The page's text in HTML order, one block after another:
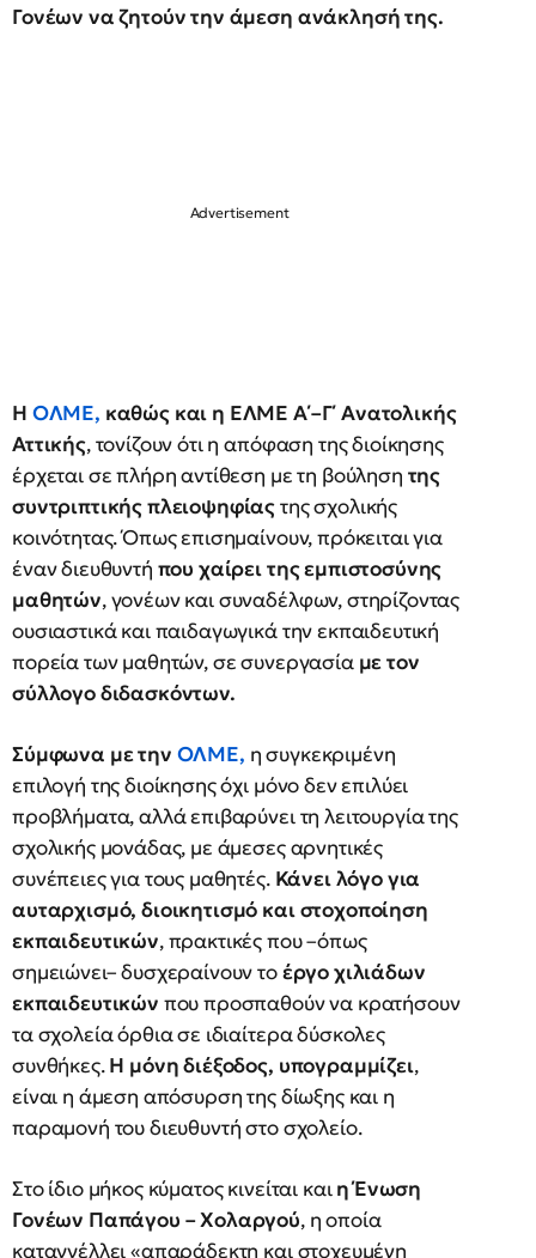
Γονέων να ζητούν την άμεση ανάκλησή της.
Η ΟΛΜΕ, καθώς και η ΕΛΜΕ Α΄–Γ΄ Ανατολικής
Αττικής, τονίζουν ότι η απόφαση της διοίκησης
έρχεται σε πλήρη αντίθεση με τη βούληση της
συντριπτικής πλειοψηφίαςτης σχολικής
κοινότητας. Όπως επισημαίνουν, πρόκειται για
έναν διευθυντή που χαίρει της εμπιστοσύνης
μαθητών, γονέων και συναδέλφων, στηρίζοντας
ουσιαστικά και παιδαγωγικά την εκπαιδευτική
πορεία των μαθητών, σε συνεργασία με τον
σύλλογο διδασκόντων.
Σύμφωνα με την ΟΛΜΕ, η συγκεκριμένη
επιλογή της διοίκησης όχι μόνο δεν επιλύει
προβλήματα, αλλά επιβαρύνει τη λειτουργία της
σχολικής μονάδας, με άμεσες αρνητικές
συνέπειες για τους μαθητές. Κάνει λόγο για
αυταρχισμό, διοικητισμό και στοχοποίηση
εκπαιδευτικών, πρακτικές που –όπως
σημειώνει– δυσχεραίνουν τοέργο χιλιάδων
εκπαιδευτικών που προσπαθούν να κρατήσουν
τα σχολεία όρθια σε ιδιαίτερα δύσκολες
συνθήκες.Η μόνη διέξοδος, υπογραμμίζει,
είναι η άμεση απόσυρση της δίωξης και η
παραμονή του διευθυντή στο σχολείο.
Στο ίδιο μήκος κύματος κινείται καιη Ένωση
Γονέων Παπάγου – Χολαργού, η οποία
καταγγέλλει «απαράδεκτη και στοχευμένη